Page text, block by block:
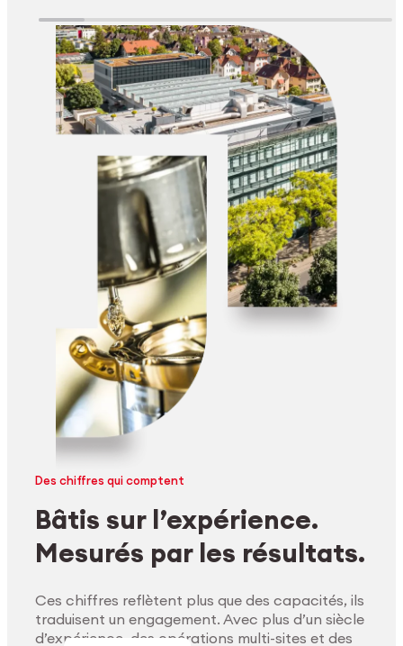
Des chiffres qui comptent
Bâtis sur l’expérience.
Mesurés par les résultats.
Ces chiffres reflètent plus que des capacités, ils
traduisent un engagement. Avec plus d’un siècle
d’expérience, des opérations multi-sites et des